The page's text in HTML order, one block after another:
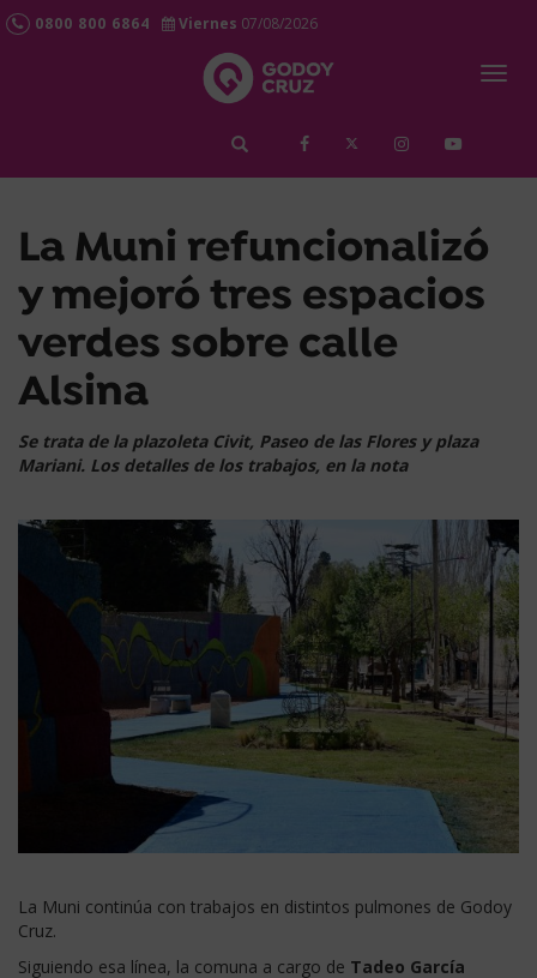
0800 800 6864 Viernes 07/08/2026
La Muni refuncionalizó
y mejoró tres espacios
verdes sobre calle
Alsina
Se trata de la plazoleta Civit, Paseo de las Flores y plaza
Mariani. Los detalles de los trabajos, en la nota
La Muni continúa con trabajos en distintos pulmones de Godoy
Cruz.
Siguiendo esa línea, la comuna a cargo de Tadeo García